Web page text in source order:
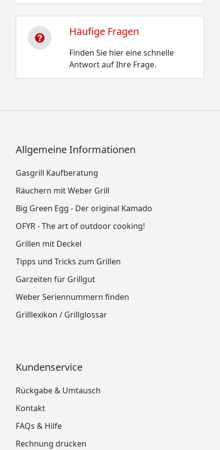
Häufige Fragen
Finden Sie hier eine schnelle
Antwort auf Ihre Frage.
Allgemeine Informationen
Gasgrill Kaufberatung
Räuchern mit Weber Grill
Big Green Egg - Der original Kamado
OFYR - The art of outdoor cooking!
Grillen mit Deckel
Tipps und Tricks zum Grillen
Garzeiten für Grillgut
Weber Seriennummern finden
Grilllexikon / Grillglossar
Kundenservice
Rückgabe & Umtausch
Kontakt
FAQs & Hilfe
Rechnung drucken